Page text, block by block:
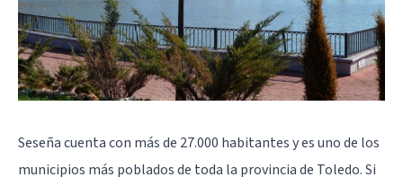
Seseña cuenta con más de 27.000 habitantes y es uno de los
municipios más poblados de toda la provincia de Toledo. Si